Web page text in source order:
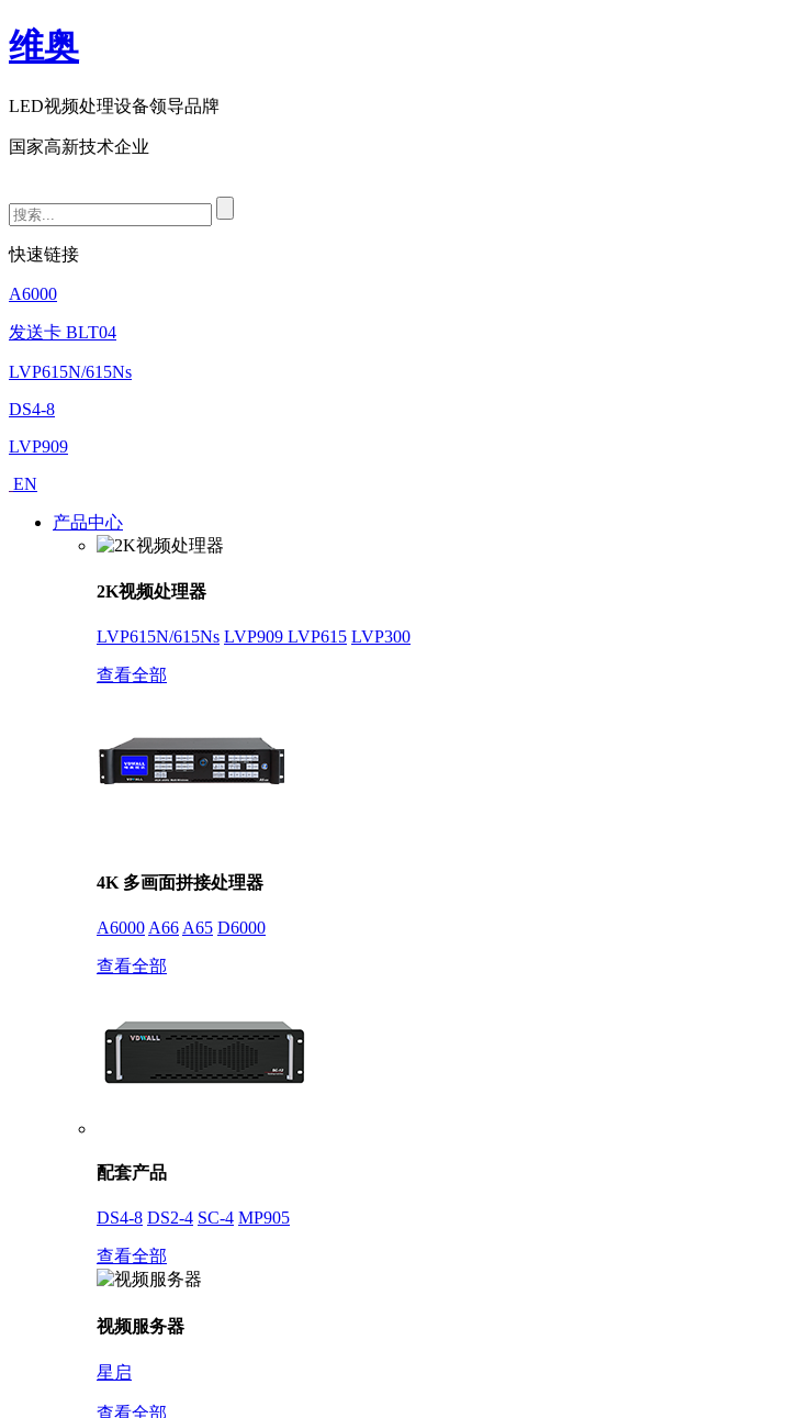
维奥
LED视频处理设备领导品牌
国家高新技术企业
快速链接
A6000
发送卡 BLT04
LVP615N/615Ns
DS4-8
LVP909
EN
产品中心
2K视频处理器
LVP615N/615Ns LVP909 LVP615 LVP300
查看全部
4K 多画面拼接处理器
A6000 A66 A65 D6000
查看全部
配套产品
DS4-8 DS2-4 SC-4 MP905
查看全部
视频服务器
星启
查看全部